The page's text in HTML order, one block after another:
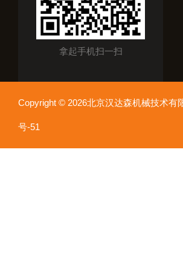
拿起手机扫一扫
Copyright © 2026北京汉达森机械技术
号-51